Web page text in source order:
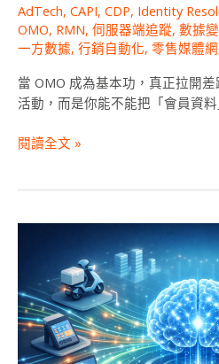
AdTech, CAPI, CDP, Identity
OMO, RMN, 伺服器端追蹤, 數據
一方數據, 行銷自動化, 零售媒體
當 OMO 成為基本功，真正拉開
活動，而是你能不能把「會員資
何
一
方
據
據
第
二
曲
閱讀全文 »
零
售
缺
工